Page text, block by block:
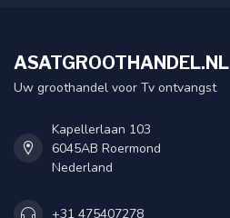
ASATGROOTHANDEL.NL
Uw groothandel voor Tv ontvangst
Kapellerlaan 103
6045AB Roermond
Nederland
+31 475407278